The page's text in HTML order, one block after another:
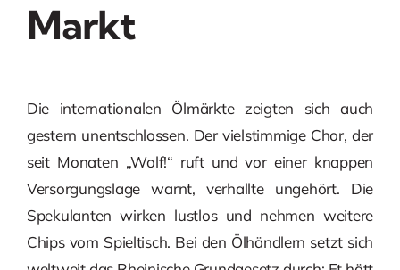
Markt
Die internationalen Ölmärkte zeigten sich auch
gestern unentschlossen. Der vielstimmige Chor, der
seit Monaten „Wolf!“ ruft und vor einer knappen
Versorgungslage warnt, verhallte ungehört. Die
Spekulanten wirken lustlos und nehmen weitere
Chips vom Spieltisch. Bei den Ölhändlern setzt sich